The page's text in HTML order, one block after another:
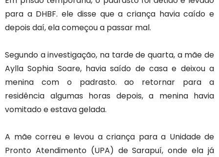
para a DHBF. ele disse que a criança havia caído e
depois daí, ela começou a passar mal.
Segundo a investigação, na tarde de quarta, a mãe de
Aylla Sophia Soare, havia saído de casa e deixou a
menina com o padrasto. ao retornar para a
residência algumas horas depois, a menina havia
vomitado e estava gelada.
A mãe correu e levou a criança para a Unidade de
Pronto Atendimento (UPA) de Sarapuí, onde ela já